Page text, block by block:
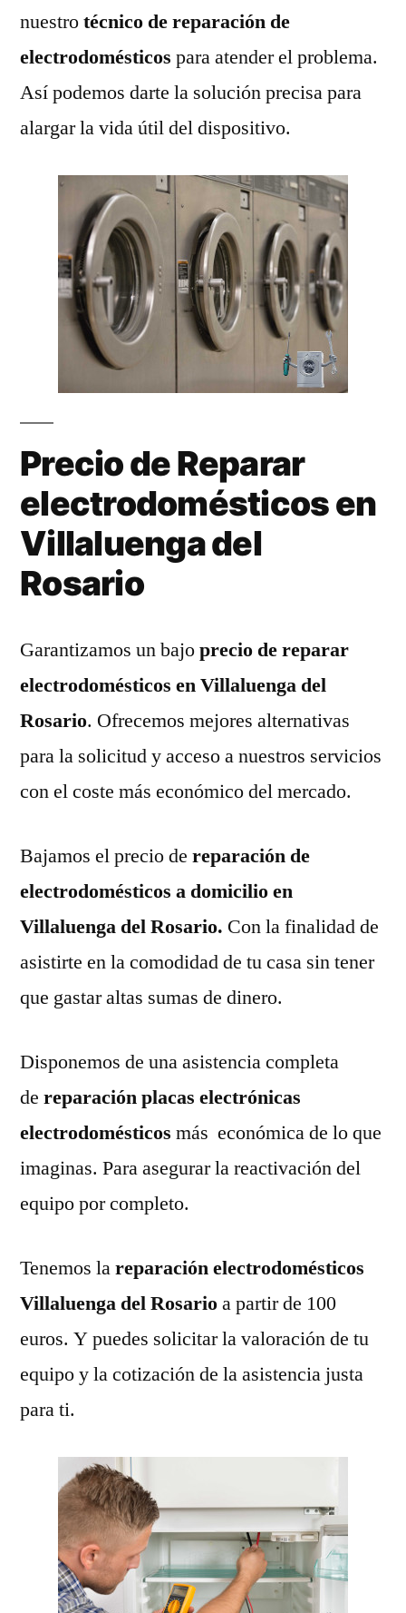
nuestrotécnico de reparación de
electrodomésticos para atender el problema.
Así podemos darte la solución precisa para
alargar la vida útil del dispositivo.
Precio de Reparar
electrodomésticos en
Villaluenga del
Rosario
Garantizamos un bajoprecio de reparar
electrodomésticos en Villaluenga del
Rosario. Ofrecemos mejores alternativas
para la solicitud y acceso a nuestros servicios
con el coste más económico del mercado.
Bajamos el precio de reparación de
electrodomésticos a domicilio en
Villaluenga del Rosario. Con la finalidad de
asistirte en la comodidad de tu casa sin tener
que gastar altas sumas de dinero.
Disponemos de una asistencia completa
de reparación placas electrónicas
electrodomésticos más económica de lo que
imaginas. Para asegurar la reactivación del
equipo por completo.
Tenemos lareparación electrodomésticos
Villaluenga del Rosarioa partir de 100
euros. Y puedes solicitar la valoración de tu
equipo y la cotización de la asistencia justa
para ti.